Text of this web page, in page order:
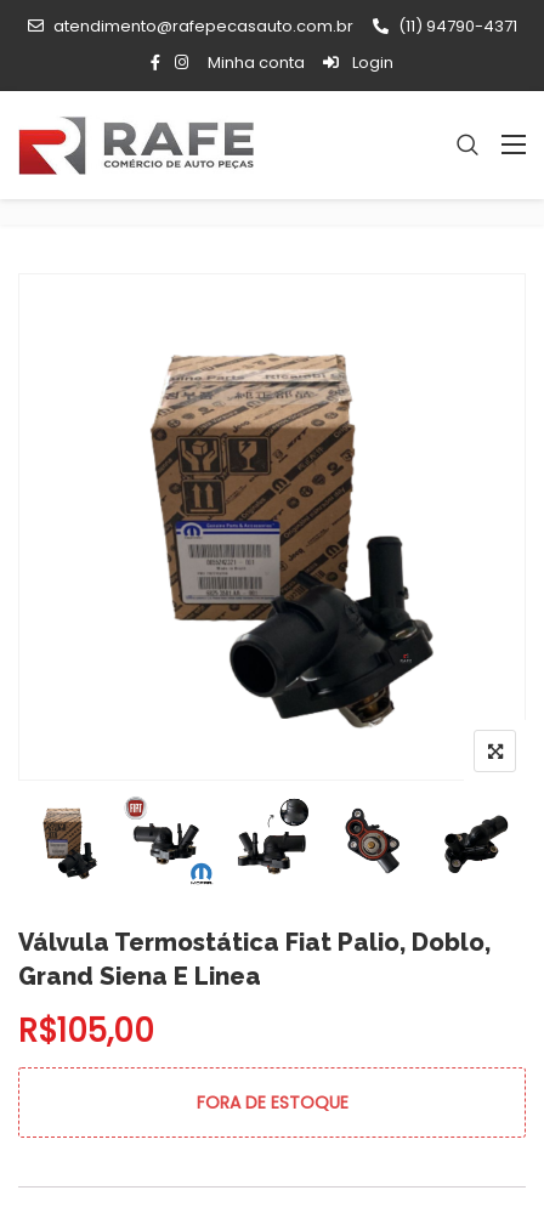
atendimento@rafepecasauto.com.br
(11) 94790-4371
Minha conta
Login
Válvula Termostática Fiat Palio, Doblo,
Grand Siena E Linea
R$105,00
FORA DE ESTOQUE